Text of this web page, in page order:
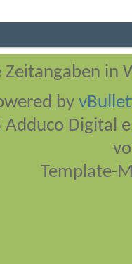
Zeitangaben in
by
Digital
Template-